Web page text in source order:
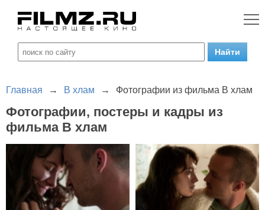
Главная → В хлам → Фотографии из фильма В хлам
Фотографии, постеры и кадры из
фильма В хлам